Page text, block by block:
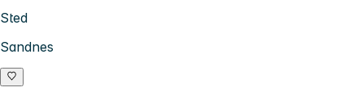
Sted
Sandnes